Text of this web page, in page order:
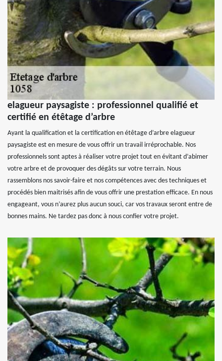
elagueur paysagiste : professionnel qualifié et
certifié en étêtage d’arbre
Ayant la qualification et la certification en étêtage d’arbre elagueur
paysagiste est en mesure de vous offrir un travail irréprochable. Nos
professionnels sont aptes à réaliser votre projet tout en évitant d’abimer
votre arbre et de provoquer des dégâts sur votre terrain. Nous
rassemblons nos savoir-faire et nos compétences avec des techniques et
procédés bien maitrisés afin de vous offrir une prestation efficace. En nous
engageant, vous n’aurez plus aucun souci, car vos travaux seront entre de
bonnes mains. Ne tardez pas donc à nous confier votre projet.